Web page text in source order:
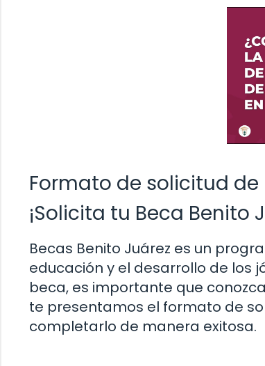
Formato de solicitud de
¡Solicita tu Beca
Becas Benito Juárez es un
educación y el desarrollo de los
beca, es importante que
te presentamos el formato de
completarlo de manera exitosa.